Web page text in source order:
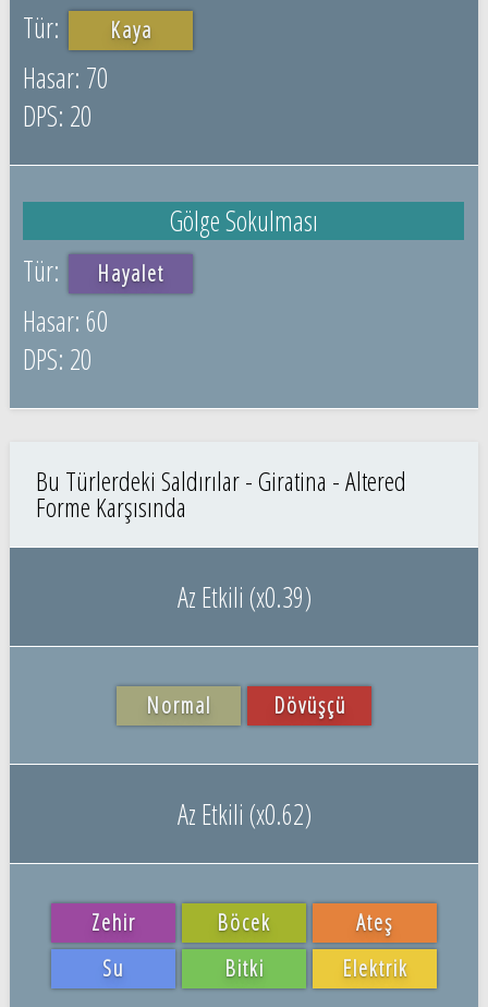
Kaya
70
20
Gölge Sokulması
Hayalet
60
20
Bu Türlerdeki Saldırılar - Giratina - Altered
Forme Karşısında
Az Etkili (x0.39)
Normal Dövüşçü
Az Etkili (x0.62)
Zehir Böcek
Ateş
Su
Bitki Elektrik